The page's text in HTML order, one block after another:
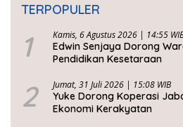
TERPOPULER
1 Kamis, 6 Agustus 2026 | 14:55
Edwin Senjaya Dorong
Pendidikan Kesetaraan
2 Jumat, 31 Juli 2026 | 15:08 WIB
Yuke Dorong Koperasi
Ekonomi Kerakyatan